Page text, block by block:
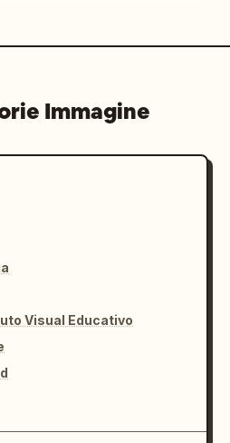
Immagine
Visual Educativo